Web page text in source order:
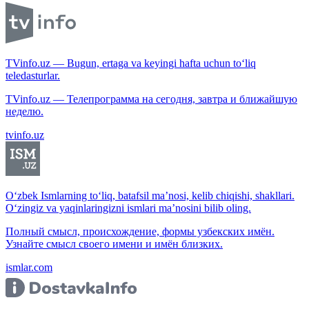
TVinfo.uz — Bugun, ertaga va keyingi hafta uchun to‘liq
teledasturlar.
TVinfo.uz — Телепрограмма на сегодня, завтра и ближайшую
неделю.
tvinfo.uz
O‘zbek Ismlarning to‘liq, batafsil ma’nosi, kelib chiqishi, shakllari.
O‘zingiz va yaqinlaringizni ismlari ma’nosini bilib oling.
Полный смысл, происхождение, формы узбекских имён.
Узнайте смысл своего имени и имён близких.
ismlar.com